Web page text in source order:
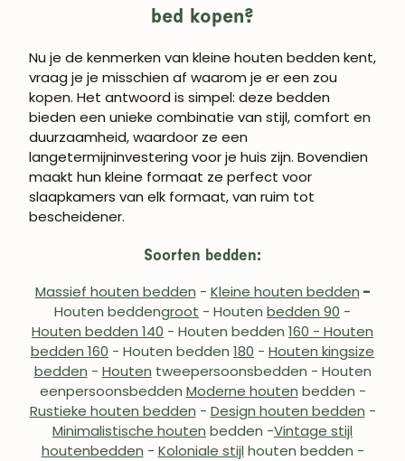
bed kopen?
Nu je de kenmerken van kleine houten bedden kent,
vraag je je misschien af waarom je er een zou
kopen. Het antwoord is simpel: deze bedden
bieden een unieke combinatie van stijl, comfort en
duurzaamheid, waardoor ze een
langetermijninvestering voor je huis zijn. Bovendien
maakt hun kleine formaat ze perfect voor
slaapkamers van elk formaat, van ruim tot
bescheidener.
Soorten bedden:
Massief houten bedden - Kleine houten bedden -
Houten beddengroot - Houten bedden 90 -
Houten bedden 140 - Houten bedden 160 - Houten
bedden 160 - Houten bedden 180 - Houten kingsize
bedden - Houten tweepersoonsbedden - Houten
eenpersoonsbedden Moderne houten bedden -
Rustieke houten bedden - Design houten bedden -
Minimalistische houten bedden -Vintage stijl
houtenbedden - Koloniale stijl houten bedden -